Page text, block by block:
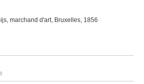
marchand d'art, Bruxelles, 1856